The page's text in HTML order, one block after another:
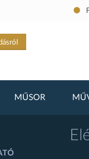
MŰSOR